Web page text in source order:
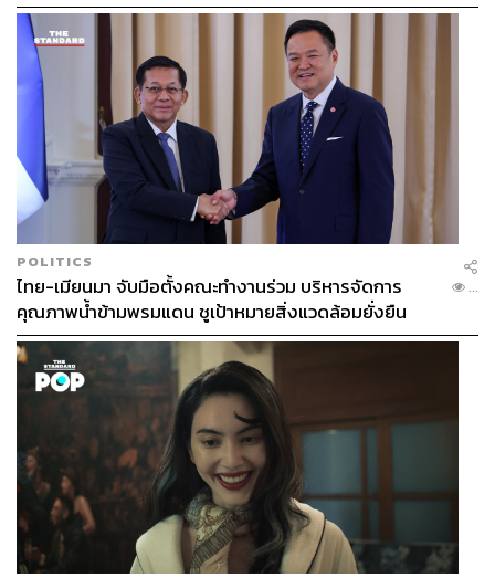
รองนายกฯ สมคิด จาตุศรีพิทักษ์รับหน้าที่เป็นศูนย์กลาง
ของกองหนุนลุงตู่ ทั้งสร้างพรรค เป็นกระเป๋าสตางค์ของ
พรรค ชื่อชั้นของสมคิด คือชื่อชั้นของผู้ใหญ่ที่มีลูกน้องมาก
จึงแตกเป็นชื่อลูกน้องได้อีก 3 ชื่อคือ สนธิรัตน์ สนธิจิรวงศ์
รมว.พาณิชย์, อุตตม สาวนายน รมว.อุตสาหกรรม และ สุวิทย์
เมษินทรีย์ รมว. คุม 4.0 ชื่อของทีมสมคิดยังมีเทคโนแครตชั้น
นำพร้อมมาช่วยงานอีกหลายชื่อ ‘ทีมสมคิด’ ในเวลานี้ ไม่ใช่
แค่ทีมดูแลเศรษฐกิจ แต่คือทีมสืบทอดอำนาจ
POLITICS
ไทย-เมียนมา จับมือตั้งคณะทำงานร่วม บริหารจัดการ
คุณภาพน้ำข้ามพรมแดน ชูเป้าหมายสิ่งแวดล้อมยั่งยืน
...